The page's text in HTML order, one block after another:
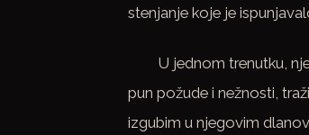
stenjanje koje je
U jednom trenutku,
pun požude i nežnosti,
izgubim u njegovim